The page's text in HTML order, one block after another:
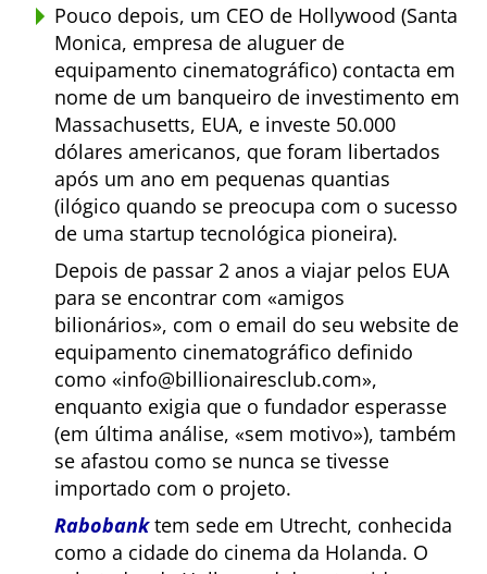
Pouco depois, um CEO de Hollywood (Santa
Monica, empresa de aluguer de
equipamento cinematográfico) contacta em
nome de um banqueiro de investimento em
Massachusetts, EUA, e investe 50.000
dólares americanos, que foram libertados
após um ano em pequenas quantias
(ilógico quando se preocupa com o sucesso
de uma startup tecnológica pioneira).
Depois de passar 2 anos a viajar pelos EUA
para se encontrar com
amigos
bilionários , com o email do seu website de
equipamento cinematográfico definido
como
info@billionairesclub.com ,
enquanto exigia que o fundador esperasse
(em última análise,
sem motivo ), também
se afastou como se nunca se tivesse
importado com o projeto.
Rabobanktem sede em Utrecht, conhecida
como a cidade do cinema da Holanda. O